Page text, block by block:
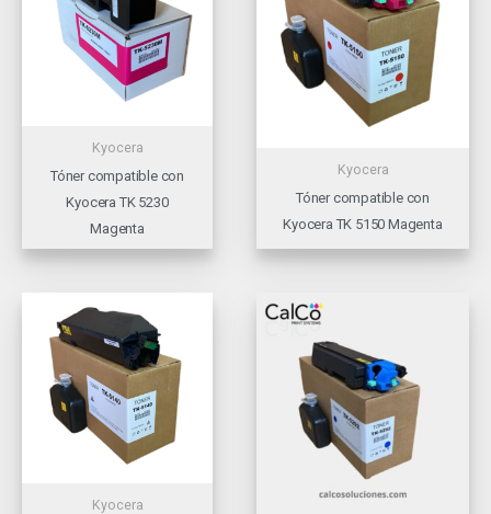
Kyocera
Tóner compatible con
Kyocera TK 5230
Magenta
Kyocera
Tóner compatible con
Kyocera TK 5150 Magenta
Kyocera